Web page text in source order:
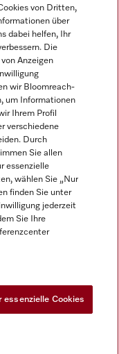
von Dritten,
über
dabei helfen, Ihr
Die
Anzeigen
wir Bloomreach-
um Informationen
Ihrem Profil
verschiedene
Durch
Sie allen
essenzielle
wählen Sie „Nur
finden Sie unter
jederzeit
Sie Ihre
essenzielle Cookies